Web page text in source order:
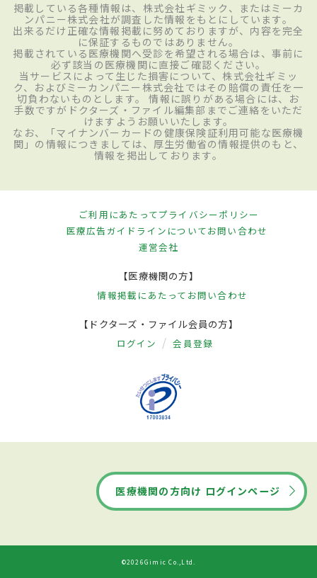
掲載している各種情報は、株式会社ギミック、またはミーカ
ンパニー株式会社が調査した情報をもとにしています。
出来るだけ正確な情報掲載に努めておりますが、内容を完全
に保証するものではありません。
掲載されている医療機関へ受診を希望される場合は、事前に
必ず該当の医療機関に直接ご確認ください。
当サービスによって生じた損害について、株式会社ギミッ
ク、およびミーカンパニー株式会社ではその賠償の責任を一
切負わないものとします。 情報に誤りがある場合には、お
手数ですがドクターズ・ファイル編集部までご連絡をいただ
けますようお願いいたします。
なお、「マイナンバーカードの健康保険証利用可能な医療機
関」の情報につきましては、厚生労働省の情報提供のもと、
情報を掲出しております。
ご利用にあたってプライバシーポリシー
医療広告ガイドラインについてお問い合わせ
運営会社
【医療機関の方】
情報掲載にあたって お問い合わせ
【ドクターズ・ファイル会員の方】
ログイン 会員登録
医療機関の方向け ログインページ
©2026Gimic Co.,Ltd.